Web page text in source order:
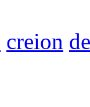
creion